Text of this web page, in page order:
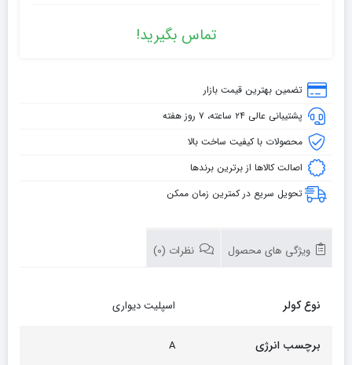
تماس بگیرید!
تضمین بهترین قیمت بازار
پشتیبانی عالی ۲۴ ساعته، ۷ روز هفته
محصولات با کیفیت ساخت بالا
اصالت کالاها از برترین برندها
تحویل سریع در کمترین زمان ممکن
ویژگی های محصول نظرات (0)
نوع کولر اسپلیت دیواری
برچسب انرژی A